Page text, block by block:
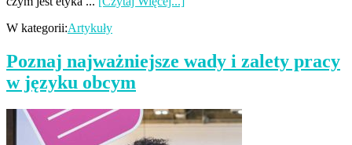
W kategorii:Artykuły
Poznaj najważniejsze wady i zalety pracy
w języku obcym